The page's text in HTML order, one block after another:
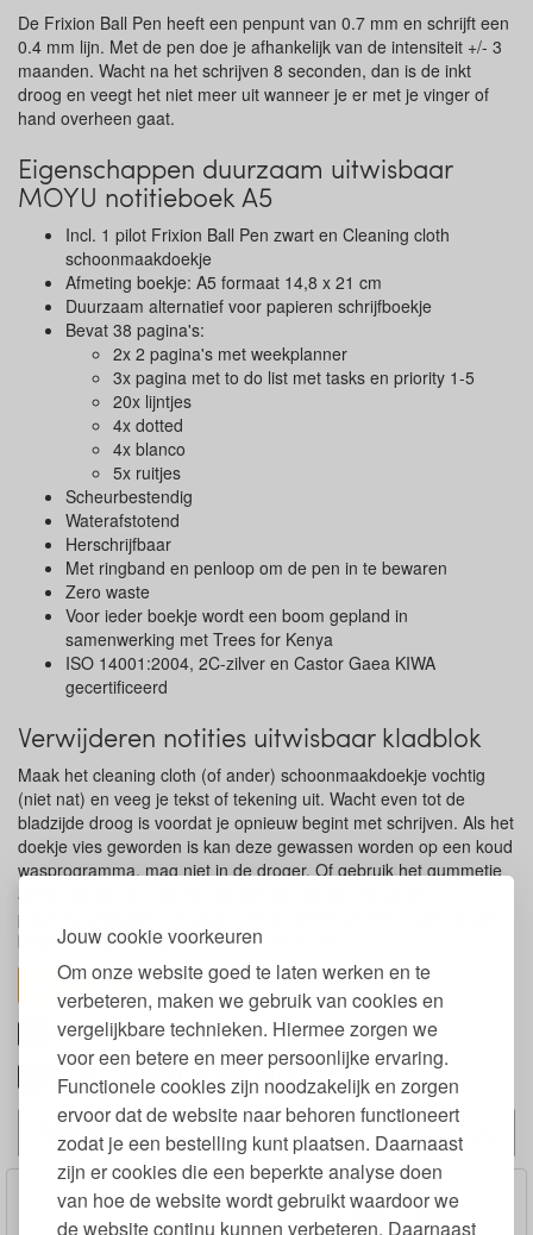
Jouw cookie voorkeuren
Om onze website goed te laten werken en te
verbeteren, maken we gebruik van cookies en
vergelijkbare technieken. Hiermee zorgen we
voor een betere en meer persoonlijke ervaring.
Functionele cookies zijn noodzakelijk en zorgen
ervoor dat de website naar behoren functioneert
zodat je een bestelling kunt plaatsen. Daarnaast
zijn er cookies die een beperkte analyse doen
van hoe de website wordt gebruikt waardoor we
de website continu kunnen verbeteren. Daarnaast
De Frixion Ball Pen heeft een penpunt van 0.7 mm en schrijft een
0.4 mm lijn. Met de pen doe je afhankelijk van de intensiteit +/- 3
maanden. Wacht na het schrijven 8 seconden, dan is de inkt
droog en veegt het niet meer uit wanneer je er met je vinger of
hand overheen gaat.
Eigenschappen duurzaam uitwisbaar
MOYU notitieboek A5
Incl. 1 pilot Frixion Ball Pen zwart en Cleaning cloth
schoonmaakdoekje
Afmeting boekje: A5 formaat 14,8 x 21 cm
Duurzaam alternatief voor papieren schrijfboekje
Bevat 38 pagina's:
2x 2 pagina's met weekplanner
3x pagina met to do list met tasks en priority 1-5
20x lijntjes
4x dotted
4x blanco
5x ruitjes
Scheurbestendig
Waterafstotend
Herschrijfbaar
Met ringband en penloop om de pen in te bewaren
Zero waste
Voor ieder boekje wordt een boom gepland in
samenwerking met Trees for Kenya
ISO 14001:2004, 2C-zilver en Castor Gaea KIWA
gecertificeerd
Verwijderen notities uitwisbaar kladblok
Maak het cleaning cloth (of ander) schoonmaakdoekje vochtig
(niet nat) en veeg je tekst of tekening uit. Wacht even tot de
bladzijde droog is voordat je opnieuw begint met schrijven. Als het
doekje vies geworden is kan deze gewassen worden op een koud
wasprogramma, mag niet in de droger. Of gebruik het gummetje
achter op de pen. Na een aantal jaar zal de inkt op de
pagina's langzaam vervagen, wil je notities of tekeningen langer
bewaren maak er dan een scan of foto van.
toon alles
Wat is steenpapier
MOYU keurmerken en labels
Past bij